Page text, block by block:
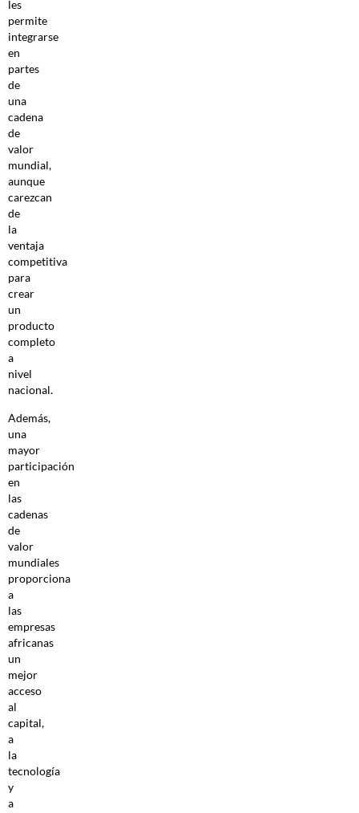
les
permite
integrarse
en
partes
de
una
cadena
de
valor
mundial,
aunque
carezcan
de
la
ventaja
competitiva
para
crear
un
producto
completo
a
nivel
nacional.
Además,
una
mayor
participación
en
las
cadenas
de
valor
mundiales
proporciona
a
las
empresas
africanas
un
mejor
acceso
al
capital,
a
la
tecnología
y
a